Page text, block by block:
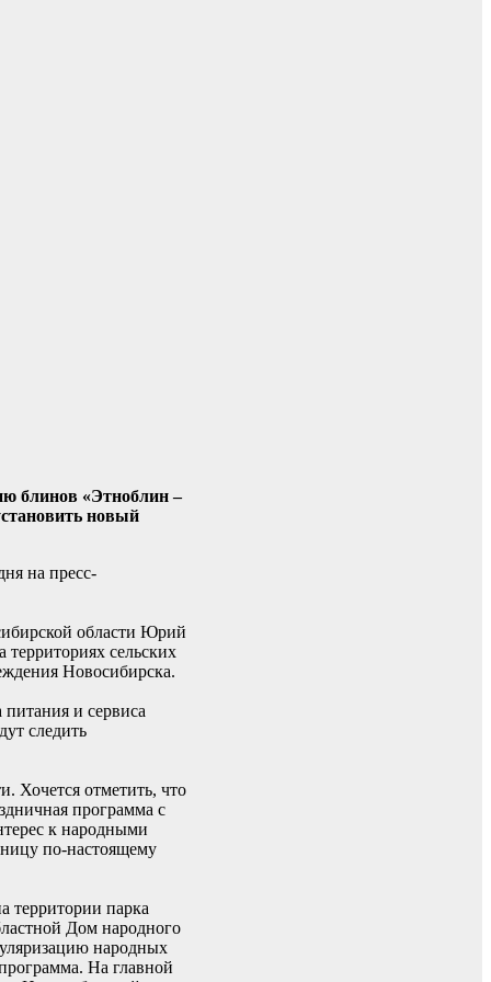
блинов «Этноблин –
новый
на пресс-
области Юрий
сельских
Новосибирска.
и сервиса
следить
Хочется отметить, что
программа с
к народными
по-настоящему
территории парка
Дом народного
народных
На главной